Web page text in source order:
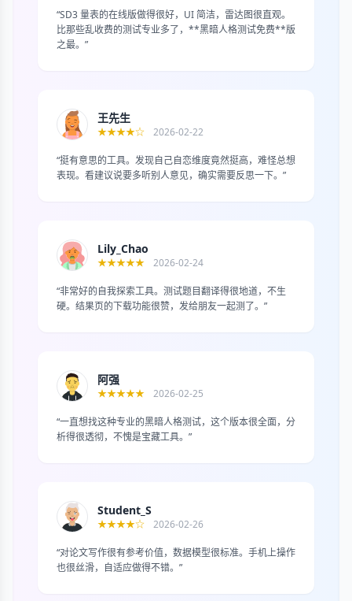
“SD3 量表的在线版做得很好，UI 简洁，雷达图很直观。
比那些乱收费的测试专业多了，**黑暗人格测试免费**版
之最。”
王先生
★★★★☆ 2026-02-22
“挺有意思的工具。发现自己自恋维度竟然挺高，难怪总想
表现。看建议说要多听别人意见，确实需要反思一下。”
Lily_Chao
★★★★★ 2026-02-24
“非常好的自我探索工具。测试题目翻译得很地道，不生
硬。结果页的下载功能很赞，发给朋友一起测了。”
阿强
★★★★★ 2026-02-25
“一直想找这种专业的黑暗人格测试，这个版本很全面，分
析得很透彻，不愧是宝藏工具。”
Student_S
★★★★☆ 2026-02-26
“对论文写作很有参考价值，数据模型很标准。手机上操作
也很丝滑，自适应做得不错。”